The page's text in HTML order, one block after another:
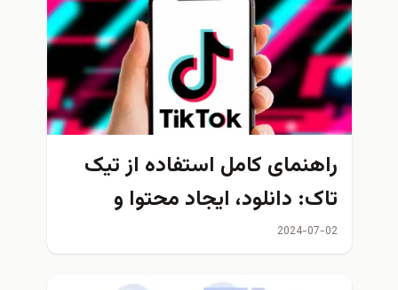
راهنمای کامل استفاده از تیک
تاک: دانلود، ایجاد محتوا و
اشتراک‌گذاری
2024-07-02